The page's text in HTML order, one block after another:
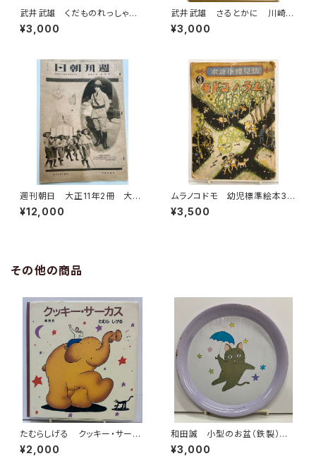
武井武雄 くだものれっしゃ
西原康 チャイルドブック24巻1
1号 チャイルド本社
¥3,000
武井武雄 さるとかに 川崎大
治 講談社の絵本 昭和41
年 講談社
¥3,000
週刊朝日 大正11年2冊 大正
13年5冊 計7冊 武井武雄 竹
久夢二など 朝日新聞社
¥12,000
ムラノコドモ 幼児標準絵本3
熊谷元一 川上四郎 深澤省
三 文 武井武雄 昭和14年（1
¥3,500
その他の商品
たむらしげる クッキー・サーカ
ス 1992年 初版 架空社
¥2,000
和田誠 小型のお盆（鉄製）直
径20センチ 昭和40年代？
¥3,000